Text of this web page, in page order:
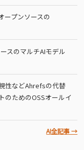
ープンソースの
スのマルチAIモデル
性などAhrefsの代替
のためのOSSオールイ
AI全記事 →